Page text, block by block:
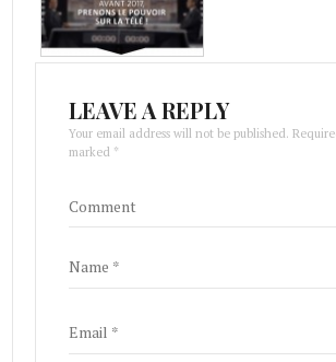
LEAVE A REPLY
Your email address will not be published.
marked *